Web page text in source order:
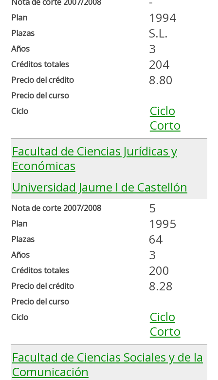
Plan
Plazas
Años
Créditos totales
Precio del crédito
Precio del curso
Ciclo
1994
S.L.
3
204
8.80
Ciclo
Corto
Facultad de Ciencias Jurídicas y
Económicas
Universidad Jaume I de Castellón
Nota de corte 2007/2008
Plan
Plazas
Años
Créditos totales
Precio del crédito
Precio del curso
Ciclo
5
1995
64
3
200
8.28
Ciclo
Corto
Facultad de Ciencias Sociales y de la
Comunicación